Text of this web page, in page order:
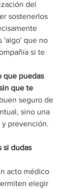
del
sostenerlos
'algo' que no
si te
que puedas
que te
seguro de
sino una
prevención.
si dudas
acto médico
elegir